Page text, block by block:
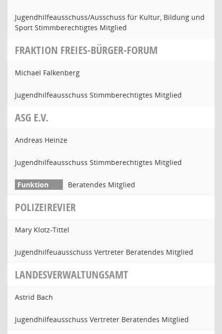
Jugendhilfeausschuss/Ausschuss für Kultur, Bildung und
Sport Stimmberechtigtes Mitglied
FRAKTION FREIES-BÜRGER-FORUM
Michael Falkenberg
Jugendhilfeausschuss Stimmberechtigtes Mitglied
ASG E.V.
Andreas Heinze
Jugendhilfeausschuss Stimmberechtigtes Mitglied
Beratendes Mitglied
POLIZEIREVIER
Mary Klotz-Tittel
Jugendhilfeuausschuss Vertreter Beratendes Mitglied
LANDESVERWALTUNGSAMT
Astrid Bach
Jugendhilfeausschuss Vertreter Beratendes Mitglied